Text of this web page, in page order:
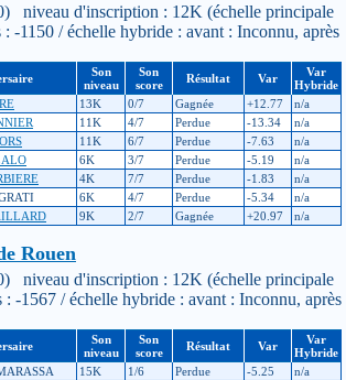
niveau d'inscription : 12K (échelle principale
: -1150 / échelle hybride : avant : Inconnu, après
Son
niveau
Son
score
Résultat Var
Var
Hybride
13K 0/7 Gagnée +12.77
n/a
11K 4/7 Perdue -13.34
n/a
11K 6/7 Perdue -7.63
n/a
6K 3/7 Perdue -5.19
n/a
4K 7/7 Perdue -1.83
n/a
6K 4/7 Perdue -5.34
n/a
9K 2/7 Gagnée +20.97 n/a
Rouen
niveau d'inscription : 12K (échelle principale
: -1567 / échelle hybride : avant : Inconnu, après
Son
niveau
Son
score
Résultat Var
Var
Hybride
15K 1/6 Perdue -5.25
n/a